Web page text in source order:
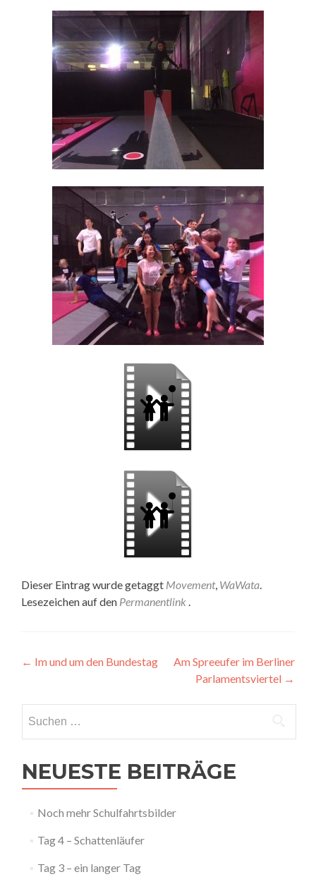
Dieser Eintrag wurde getaggt Movement, WaWata.
Lesezeichen auf den Permanentlink .
Artikel-
← Im und um den Bundestag
Am Spreeufer im Berliner
Parlamentsviertel →
nach:
NEUESTE BEITRÄGE
Noch mehr Schulfahrtsbilder
Tag 4 – Schattenläufer
Tag 3 – ein langer Tag